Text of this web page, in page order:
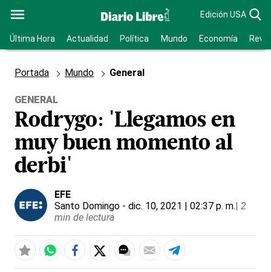
Edición USA
Última Hora Actualidad Política Mundo Economía
Portada Mundo General
GENERAL
Rodrygo: 'Llegamos en
muy buen momento al
derbi'
EFE
Santo Domingo - dic. 10, 2021 | 02:37 p. m.| 2
min de lectura